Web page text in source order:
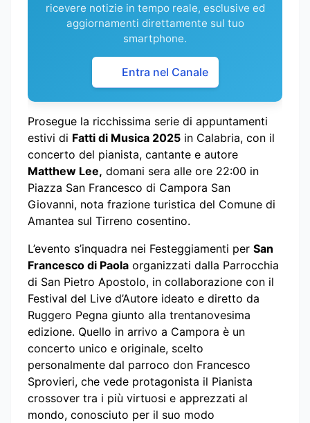
ricevere notizie in tempo reale, esclusive ed
aggiornamenti direttamente sul tuo
smartphone.
Entra nel Canale
Prosegue la ricchissima serie di appuntamenti
estivi di Fatti di Musica 2025 in Calabria, con il
concerto del pianista, cantante e autore
Matthew Lee, domani sera alle ore 22:00 in
Piazza San Francesco di Campora San
Giovanni, nota frazione turistica del Comune di
Amantea sul Tirreno cosentino.
L’evento s’inquadra nei Festeggiamenti per San
Francesco di Paola organizzati dalla Parrocchia
di San Pietro Apostolo, in collaborazione con il
Festival del Live d’Autore ideato e diretto da
Ruggero Pegna giunto alla trentanovesima
edizione. Quello in arrivo a Campora è un
concerto unico e originale, scelto
personalmente dal parroco don Francesco
Sprovieri, che vede protagonista il Pianista
crossover tra i più virtuosi e apprezzati al
mondo, conosciuto per il suo modo